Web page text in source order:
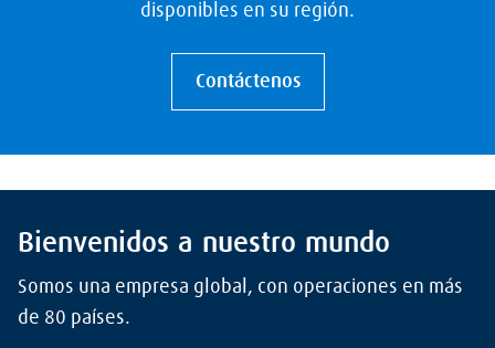
disponibles en su región.
Contáctenos
Bienvenidos a nuestro mundo
Somos una empresa global, con operaciones en más
de 80 países.